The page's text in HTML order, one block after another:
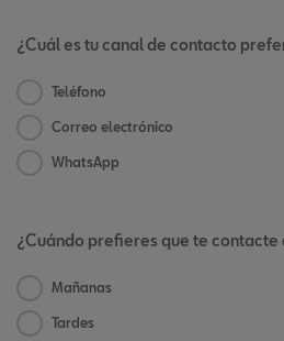
¿Cuál es tu canal de contacto
Teléfono
Correo electrónico
WhatsApp
¿Cuándo prefieres que te
Mañanas
Tardes